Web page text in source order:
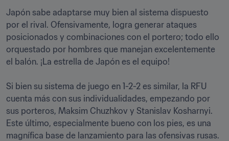
Japón sabe adaptarse muy bien al sistema dispuesto
por el rival. Ofensivamente, logra generar ataques
posicionados y combinaciones con el portero; todo ello
orquestado por hombres que manejan excelentemente
el balón. ¡La estrella de Japón es el equipo!
Si bien su sistema de juego en 1-2-2 es similar, la RFU
cuenta más con sus individualidades, empezando por
sus porteros, Maksim Chuzhkov y Stanislav Kosharnyi.
Este último, especialmente bueno con los pies, es una
magnífica base de lanzamiento para las ofensivas rusas.